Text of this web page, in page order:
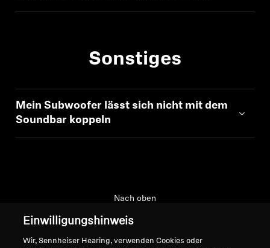
Sonstiges
Mein Subwoofer lässt sich nicht mit dem
Soundbar koppeln
Support
Nach oben
Einwilligungshinweis
Wir, Sennheiser Hearing, verwenden Cookies oder